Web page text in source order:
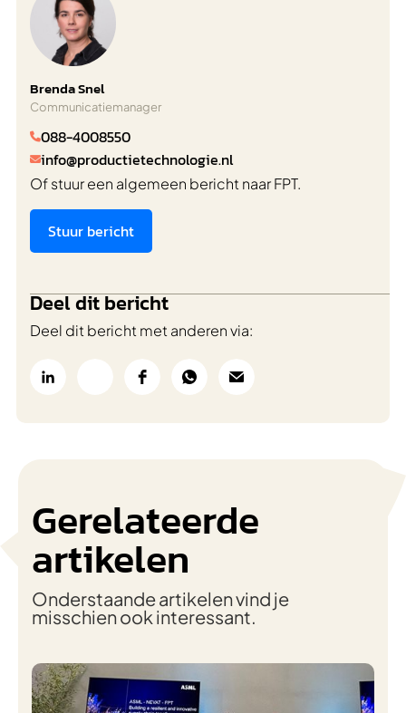
Brenda Snel
Communicatiemanager
088-4008550
info@productietechnologie.nl
Of stuur een algemeen bericht naar FPT.
Stuur bericht
Deel dit bericht
Deel dit bericht met anderen via:
Gerelateerde
artikelen
Onderstaande artikelen vind je
misschien ook interessant.